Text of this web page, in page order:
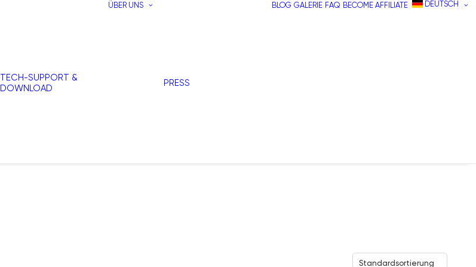
TECH-SUPPORT &
DOWNLOAD
ÜBER UNS
PRESS
BLOG GALERIE FAQ BECOME AFFILIATE DEUTSCH
Standardsortierung